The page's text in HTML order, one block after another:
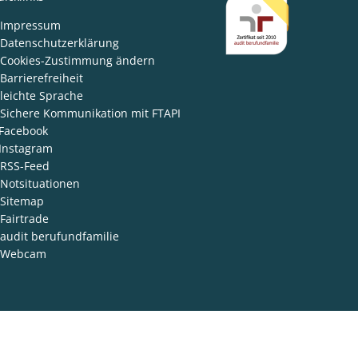
Impressum
Datenschutzerklärung
Cookies-Zustimmung ändern
Barrierefreiheit
leichte Sprache
Sichere Kommunikation mit FTAPI
Facebook
Instagram
RSS-Feed
Notsituationen
Sitemap
Fairtrade
audit berufundfamilie
Webcam